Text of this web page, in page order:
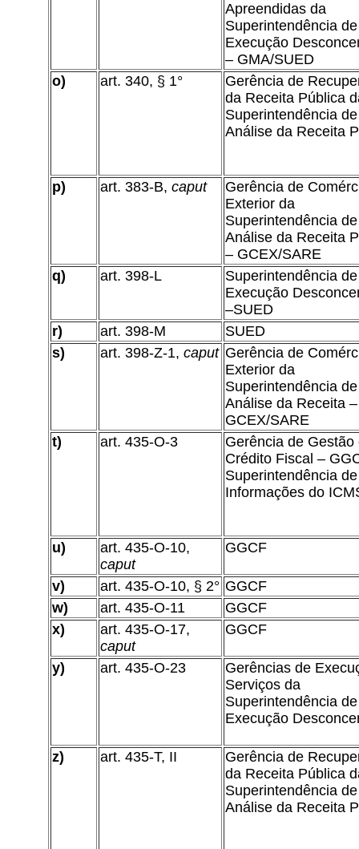
Apreendidas da
Superintendência de
Execução
– GMA/SUED
o)
art. 340, § 1°
Gerência de
da Receita Pública
Superintendência de
Análise da Receita
p) art. 383-B, caput
Gerência de
Exterior da
Superintendência de
Análise da Receita
– GCEX/SARE
q)
art. 398-L
Superintendência de
Execução
–SUED
r)
art. 398-M
SUED
s)
art. 398-Z-1, caput Gerência de
Exterior da
Superintendência de
Análise da Receita –
GCEX/SARE
t)
art. 435-O-3
Gerência de Gestão
Crédito Fiscal –
Superintendência de
Informações do
u)
art. 435-O-10,
caput
GGCF
v) art. 435-O-10, § 2° GGCF
w)
art. 435-O-11
GGCF
x)
art. 435-O-17,
caput
GGCF
y) art. 435-O-23
Gerências de
Serviços da
Superintendência de
Execução
z) art. 435-T, II
Gerência de
da Receita Pública
Superintendência de
Análise da Receita